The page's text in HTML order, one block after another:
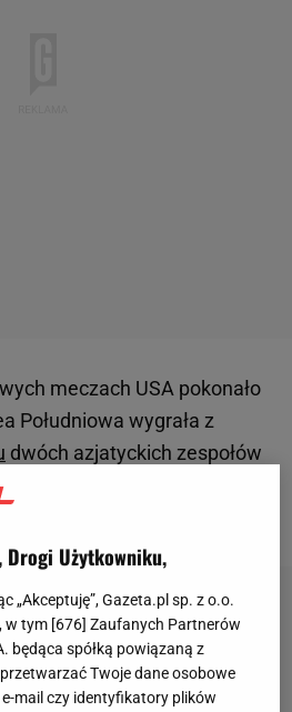
meczach USA pokonało
Południowa wygrała z
dwóch azjatyckich zespołów
bramka Oh Se-Huna z 84.
Drogi Użytkowniku,
„Akceptuję”, Gazeta.pl sp. z o.o.
w tym [676] Zaufanych Partnerów
będąca spółką powiązaną z
Twoje dane osobowe
mail czy identyfikatory plików